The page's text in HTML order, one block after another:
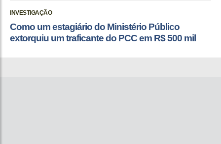
INVESTIGAÇÃO
Como um estagiário do Ministério Público
extorquiu um traficante do PCC em R$ 500 mil